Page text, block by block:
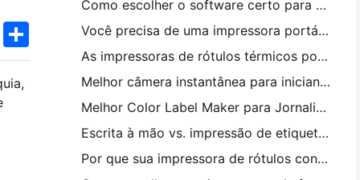
TwitterShare
Como escolher o software certo para o seu restaurante pequeno ou médio
Você precisa de uma impressora portátil A4 para faturas de armazém? O que realmente funciona
As impressoras de rótulos térmicos podem fazer rótulos impermeáveis ​​para produtos de pequenas empresas?
Melhor câmera instantânea para iniciantes que não querem desperdiçar papel
Melhor Color Label Maker para Jornalismo e Scrapbooking: Adicione Mais Cor a Cada Página
Escrita à mão vs. impressão de etiquetas de transporte: dicas para pequenas empresas em 2026
Por que sua impressora de rótulos continua bloqueando?